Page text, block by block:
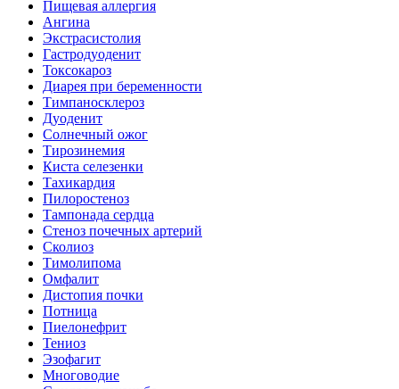
Пищевая аллергия
Ангина
Экстрасистолия
Гастродуоденит
Токсокароз
Диарея при беременности
Тимпаносклероз
Дуоденит
Солнечный ожог
Тирозинемия
Киста селезенки
Тахикардия
Пилоростеноз
Тампонада сердца
Стеноз почечных артерий
Сколиоз
Тимолипома
Омфалит
Дистопия почки
Потница
Пиелонефрит
Тениоз
Эзофагит
Многоводие